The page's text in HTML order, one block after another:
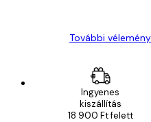
További
Ingyenes
kiszállítás
18 900 Ft felett